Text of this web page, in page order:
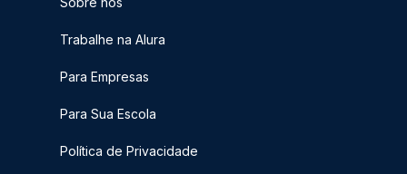
Trabalhe na Alura
Para Empresas
Para Sua Escola
Política de Privacidade